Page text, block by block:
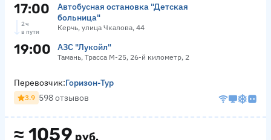
17:00
Автобусная остановка "Детская
больница"
Керчь, улица Чкалова, 44
2 ч
в пути
19:00 АЗС "Лукойл"
Тамань, Трасса М-25, 26-й километр, 2
≈ 1059 руб.
Перевозчик:Горизон-Тур
3.9 598 отзывов